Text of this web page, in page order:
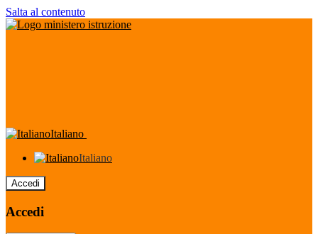
Salta al contenuto
Italiano
Italiano
Accedi
Accedi